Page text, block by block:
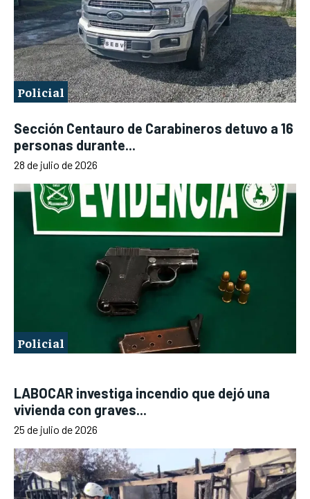
Policial
Sección Centauro de Carabineros detuvo a 16
personas durante...
28 de julio de 2026
Policial
LABOCAR investiga incendio que dejó una
vivienda con graves...
25 de julio de 2026